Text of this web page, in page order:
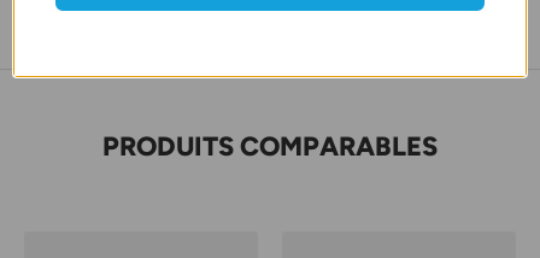
PRODUITS COMPARABLES